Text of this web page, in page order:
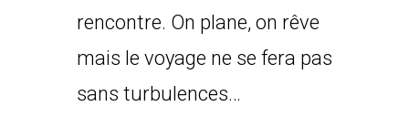
rencontre. On plane, on rêve
mais le voyage ne se fera pas
sans turbulences…